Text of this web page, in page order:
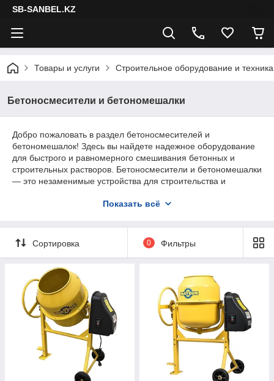
SB-SANBEL.KZ
Товары и услуги Строительное оборудование и техника
Бетоносмесители и бетономешалки
Добро пожаловать в раздел бетоносмесителей и
бетономешалок! Здесь вы найдете надежное оборудование
для быстрого и равномерного смешивания бетонных и
строительных растворов. Бетоносмесители и бетономешалки
— это незаменимые устройства для строительства и
бетоносмесители, редукторные бетоносмесители и
и эффективность работы на любой строительной площадке.
Показать всё
Сортировка 0 Фильтры